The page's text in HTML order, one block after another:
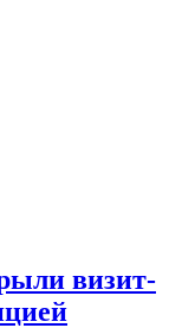
визит-